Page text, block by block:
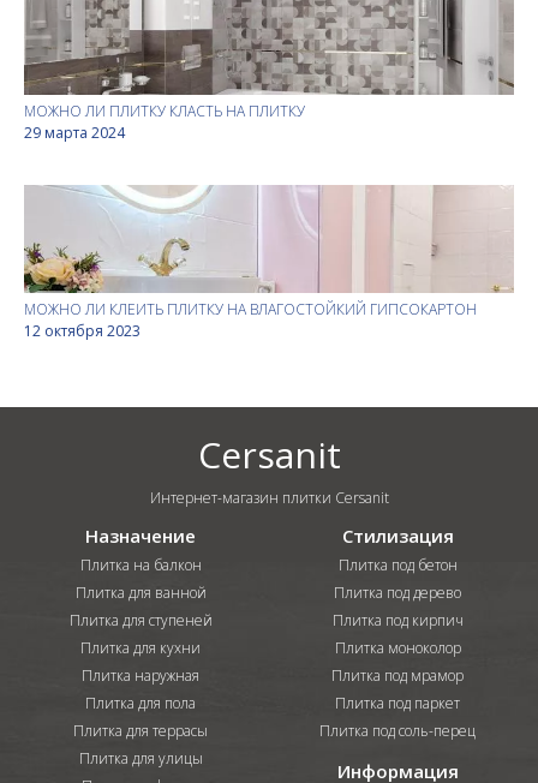
МОЖНО ЛИ ПЛИТКУ КЛАСТЬ НА ПЛИТКУ
29 марта 2024
МОЖНО ЛИ КЛЕИТЬ ПЛИТКУ НА ВЛАГОСТОЙКИЙ ГИПСОКАРТОН
12 октября 2023
Cersanit
Интернет-магазин плитки Cersanit
Назначение
Плитка на балкон
Плитка для ванной
Плитка для ступеней
Плитка для кухни
Плитка наружная
Плитка для пола
Плитка для террасы
Плитка для улицы
Стилизация
Плитка под бетон
Плитка под дерево
Плитка под кирпич
Плитка моноколор
Плитка под мрамор
Плитка под паркет
Плитка под соль-перец
Информация